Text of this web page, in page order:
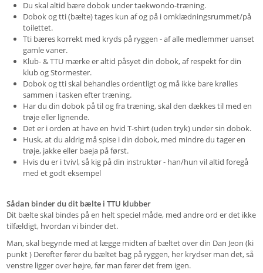
Du skal altid bære dobok under taekwondo-træning.
Dobok og tti (bælte) tages kun af og på i omklædningsrummet/på
toilettet.
Tti bæres korrekt med kryds på ryggen - af alle medlemmer uanset
gamle vaner.
Klub- & TTU mærke er altid påsyet din dobok, af respekt for din
klub og Stormester.
Dobok og tti skal behandles ordentligt og må ikke bare krølles
sammen i tasken efter træning.
Har du din dobok på til og fra træning, skal den dækkes til med en
trøje eller lignende.
Det er i orden at have en hvid T-shirt (uden tryk) under sin dobok.
Husk, at du aldrig må spise i din dobok, med mindre du tager en
trøje, jakke eller baeja på først.
Hvis du er i tvivl, så kig på din instruktør - han/hun vil altid foregå
med et godt eksempel
Sådan binder du dit bælte i TTU klubber
Dit bælte skal bindes på en helt speciel måde, med andre ord er det ikke
tilfældigt, hvordan vi binder det.
Man, skal begynde med at lægge midten af bæltet over din Dan Jeon (ki
punkt ) Derefter fører du bæltet bag på ryggen, her krydser man det, så
venstre ligger over højre, før man fører det frem igen.